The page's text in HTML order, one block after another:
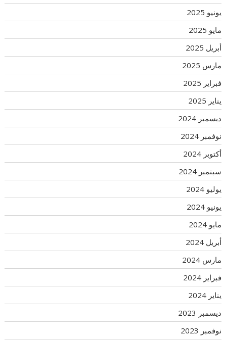
يونيو 2025
مايو 2025
أبريل 2025
مارس 2025
فبراير 2025
يناير 2025
ديسمبر 2024
نوفمبر 2024
أكتوبر 2024
سبتمبر 2024
يوليو 2024
يونيو 2024
مايو 2024
أبريل 2024
مارس 2024
فبراير 2024
يناير 2024
ديسمبر 2023
نوفمبر 2023